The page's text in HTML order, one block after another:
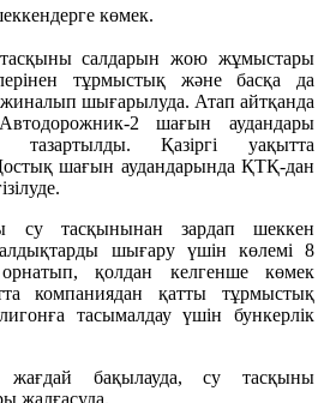
көмек.
салдарын жою жұмыстары
тұрмыстық және басқа да
шығарылуда. Атап айтқанда
2 шағын аудандары
тазартылды. Қазіргі уақытта
шағын аудандарында ҚТҚ-дан
су тасқынынан зардап шеккен
шығару үшін көлемі 8
қолдан келгенше көмек
компаниядан қатты тұрмыстық
тасымалдау үшін бункерлік
жағдай бақылауда, су тасқыны
жалғасуда.